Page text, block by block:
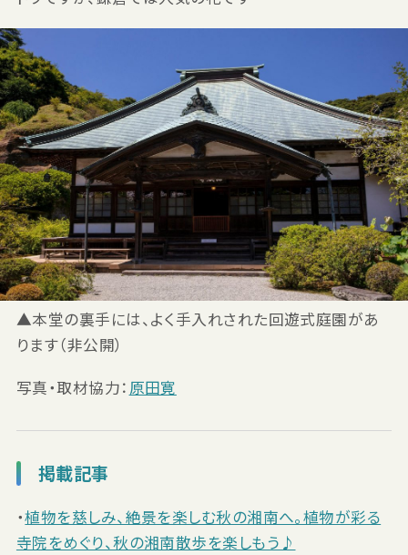
▲本堂の裏手には、よく手入れされた回遊式庭園があ
ります（非公開）
写真・取材協力： 原田寛
掲載記事
・植物を慈しみ、絶景を楽しむ秋の湘南へ。植物が彩る
寺院をめぐり、秋の湘南散歩を楽しもう♪